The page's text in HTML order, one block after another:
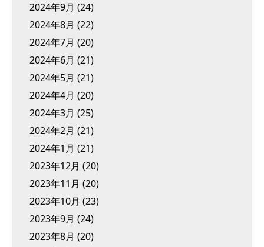
2024年9月 (24)
2024年8月 (22)
2024年7月 (20)
2024年6月 (21)
2024年5月 (21)
2024年4月 (20)
2024年3月 (25)
2024年2月 (21)
2024年1月 (21)
2023年12月 (20)
2023年11月 (20)
2023年10月 (23)
2023年9月 (24)
2023年8月 (20)